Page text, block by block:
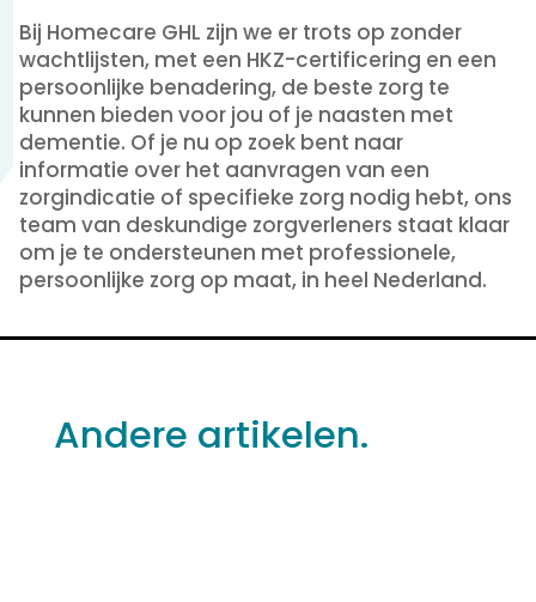
Bij Homecare GHL zijn we er trots op zonder
wachtlijsten, met een HKZ-certificering en een
persoonlijke benadering, de beste zorg te
kunnen bieden voor jou of je naasten met
dementie. Of je nu op zoek bent naar
informatie over het aanvragen van een
zorgindicatie of specifieke zorg nodig hebt, ons
team van deskundige zorgverleners staat klaar
om je te ondersteunen met professionele,
persoonlijke zorg op maat, in heel Nederland.
Andere artikelen.